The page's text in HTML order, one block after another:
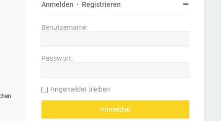
Anmelden • Registrieren
Benutzername:
Passwort:
Angemeldet bleiben